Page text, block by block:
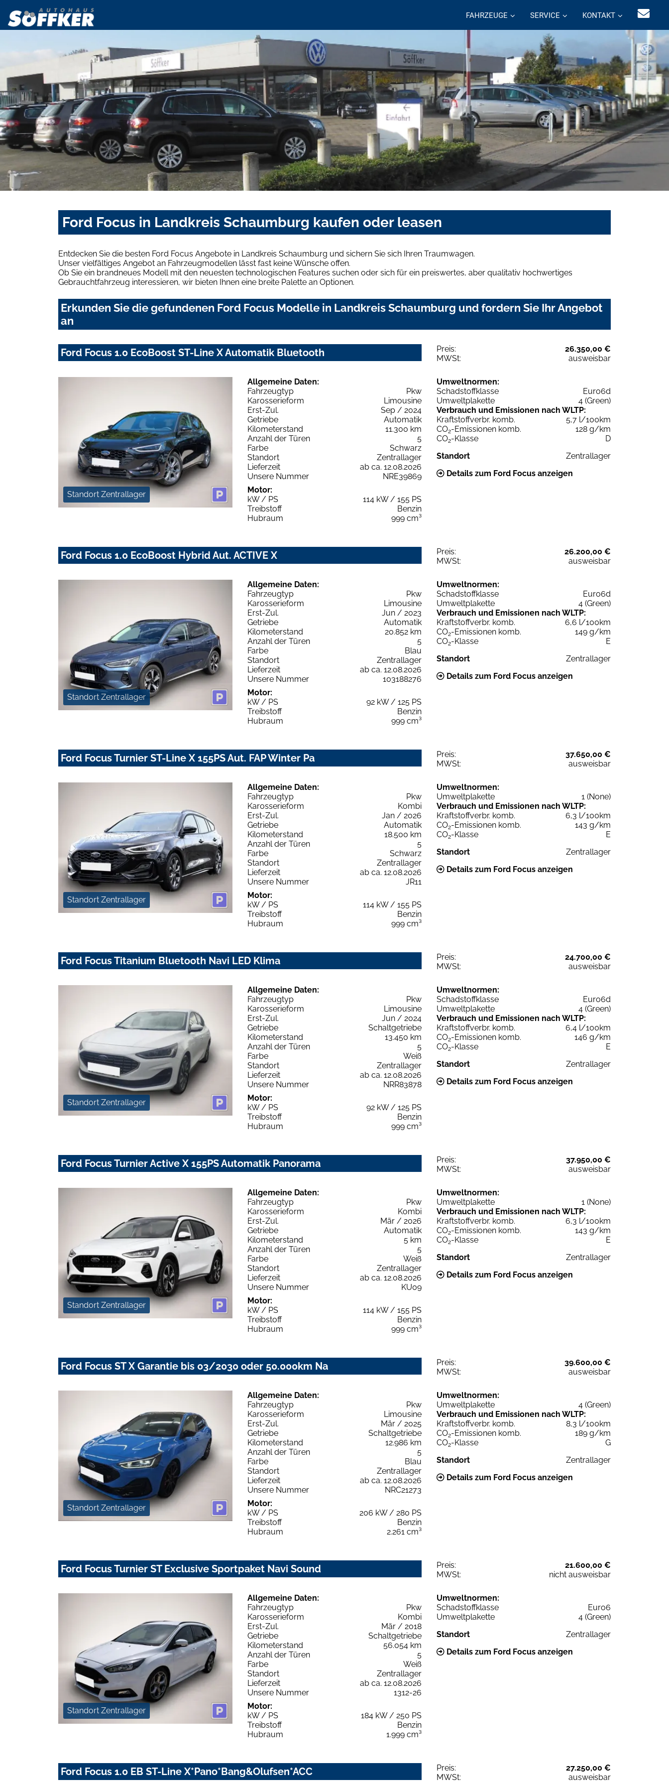
FAHRZEUGE SERVICE KONTAKT
Ford Focus in Landkreis Schaumburg kaufen oder leasen
Entdecken Sie die besten Ford Focus Angebote in Landkreis Schaumburg und sichern Sie sich Ihren Traumwagen.
Unser vielfältiges Angebot an Fahrzeugmodellen lässt fast keine Wünsche offen.
Ob Sie ein brandneues Modell mit den neuesten technologischen Features suchen oder sich für ein preiswertes, aber qualitativ hochwertiges
Gebrauchtfahrzeug interessieren, wir bieten Ihnen eine breite Palette an Optionen.
Erkunden Sie die gefundenen Ford Focus Modelle in Landkreis Schaumburg und fordern Sie Ihr Angebot
an
Ford Focus 1.0 EcoBoost ST-Line X Automatik Bluetooth Preis:
26.350,00 €
MWSt:
ausweisbar
Standort Zentrallager
Allgemeine Daten:
Fahrzeugtyp
Pkw
Karosserieform
Limousine
Erst-Zul.
Sep / 2024
Getriebe
Automatik
Kilometerstand
11.300 km
Anzahl der Türen
5
Farbe
Schwarz
Standort
Zentrallager
Lieferzeit
ab ca. 12.08.2026
Unsere Nummer
NRE39869
Motor:
kW / PS
114 kW / 155 PS
Treibstoff
Benzin
Hubraum
999 cm³
Umweltnormen:
Schadstoffklasse
Euro6d
Umweltplakette
4 (Green)
Verbrauch und Emissionen nach WLTP:
Kraftstoffverbr. komb.
5,7 l/100km
CO2-Emissionen komb.
128 g/km
CO2-Klasse
D
Standort
Zentrallager
Details zum Ford Focus anzeigen
Ford Focus 1.0 EcoBoost Hybrid Aut. ACTIVE X Preis:
26.200,00 €
MWSt:
ausweisbar
Standort Zentrallager
Allgemeine Daten:
Fahrzeugtyp
Pkw
Karosserieform
Limousine
Erst-Zul.
Jun / 2023
Getriebe
Automatik
Kilometerstand
20.852 km
Anzahl der Türen
5
Farbe
Blau
Standort
Zentrallager
Lieferzeit
ab ca. 12.08.2026
Unsere Nummer
103188276
Motor:
kW / PS
92 kW / 125 PS
Treibstoff
Benzin
Hubraum
999 cm³
Umweltnormen:
Schadstoffklasse
Euro6d
Umweltplakette
4 (Green)
Verbrauch und Emissionen nach WLTP:
Kraftstoffverbr. komb.
6,6 l/100km
CO2-Emissionen komb.
149 g/km
CO2-Klasse
E
Standort
Zentrallager
Details zum Ford Focus anzeigen
Ford Focus Turnier ST-Line X 155PS Aut. FAP Winter Pa Preis:
37.650,00 €
MWSt:
ausweisbar
Standort Zentrallager
Allgemeine Daten:
Fahrzeugtyp
Pkw
Karosserieform
Kombi
Erst-Zul.
Jan / 2026
Getriebe
Automatik
Kilometerstand
18.500 km
Anzahl der Türen
5
Farbe
Schwarz
Standort
Zentrallager
Lieferzeit
ab ca. 12.08.2026
Unsere Nummer
JR11
Motor:
kW / PS
114 kW / 155 PS
Treibstoff
Benzin
Hubraum
999 cm³
Umweltnormen:
Umweltplakette
1 (None)
Verbrauch und Emissionen nach WLTP:
Kraftstoffverbr. komb.
6,3 l/100km
CO2-Emissionen komb.
143 g/km
CO2-Klasse
E
Standort
Zentrallager
Details zum Ford Focus anzeigen
Ford Focus Titanium Bluetooth Navi LED Klima Preis:
24.700,00 €
MWSt:
ausweisbar
Standort Zentrallager
Allgemeine Daten:
Fahrzeugtyp
Pkw
Karosserieform
Limousine
Erst-Zul.
Jun / 2024
Getriebe
Schaltgetriebe
Kilometerstand
13.450 km
Anzahl der Türen
5
Farbe
Weiß
Standort
Zentrallager
Lieferzeit
ab ca. 12.08.2026
Unsere Nummer
NRR83878
Motor:
kW / PS
92 kW / 125 PS
Treibstoff
Benzin
Hubraum
999 cm³
Umweltnormen:
Schadstoffklasse
Euro6d
Umweltplakette
4 (Green)
Verbrauch und Emissionen nach WLTP:
Kraftstoffverbr. komb.
6,4 l/100km
CO2-Emissionen komb.
146 g/km
CO2-Klasse
E
Standort
Zentrallager
Details zum Ford Focus anzeigen
Ford Focus Turnier Active X 155PS Automatik Panorama Preis:
37.950,00 €
MWSt:
ausweisbar
Standort Zentrallager
Allgemeine Daten:
Fahrzeugtyp
Pkw
Karosserieform
Kombi
Erst-Zul.
Mär / 2026
Getriebe
Automatik
Kilometerstand
5 km
Anzahl der Türen
5
Farbe
Weiß
Standort
Zentrallager
Lieferzeit
ab ca. 12.08.2026
Unsere Nummer
KU09
Motor:
kW / PS
114 kW / 155 PS
Treibstoff
Benzin
Hubraum
999 cm³
Umweltnormen:
Umweltplakette
1 (None)
Verbrauch und Emissionen nach WLTP:
Kraftstoffverbr. komb.
6,3 l/100km
CO2-Emissionen komb.
143 g/km
CO2-Klasse
E
Standort
Zentrallager
Details zum Ford Focus anzeigen
Ford Focus ST X Garantie bis 03/2030 oder 50.000km Na Preis:
39.600,00 €
MWSt:
ausweisbar
Standort Zentrallager
Allgemeine Daten:
Fahrzeugtyp
Pkw
Karosserieform
Limousine
Erst-Zul.
Mär / 2025
Getriebe
Schaltgetriebe
Kilometerstand
12.986 km
Anzahl der Türen
5
Farbe
Blau
Standort
Zentrallager
Lieferzeit
ab ca. 12.08.2026
Unsere Nummer
NRC21273
Motor:
kW / PS
206 kW / 280 PS
Treibstoff
Benzin
Hubraum
2.261 cm³
Umweltnormen:
Umweltplakette
4 (Green)
Verbrauch und Emissionen nach WLTP:
Kraftstoffverbr. komb.
8,3 l/100km
CO2-Emissionen komb.
189 g/km
CO2-Klasse
G
Standort
Zentrallager
Details zum Ford Focus anzeigen
Ford Focus Turnier ST Exclusive Sportpaket Navi Sound Preis:
21.600,00 €
MWSt:
nicht ausweisbar
Standort Zentrallager
Allgemeine Daten:
Fahrzeugtyp
Pkw
Karosserieform
Kombi
Erst-Zul.
Mär / 2018
Getriebe
Schaltgetriebe
Kilometerstand
56.054 km
Anzahl der Türen
5
Farbe
Weiß
Standort
Zentrallager
Lieferzeit
ab ca. 12.08.2026
Unsere Nummer
1312-26
Motor:
kW / PS
184 kW / 250 PS
Treibstoff
Benzin
Hubraum
1.999 cm³
Umweltnormen:
Schadstoffklasse
Euro6
Umweltplakette
4 (Green)
Standort
Zentrallager
Details zum Ford Focus anzeigen
Ford Focus 1.0 EB ST-Line X*Pano*Bang&Olufsen*ACC Preis:
27.250,00 €
MWSt:
ausweisbar